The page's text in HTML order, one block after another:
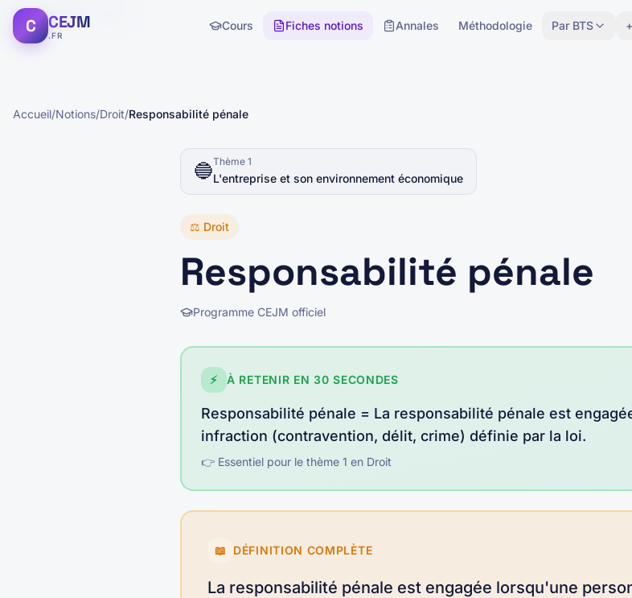
Rechercher...
C CEJM
.FR
Cours Fiches notions Annales Méthodologie Par BTS
Accueil/Notions/Droit/Responsabilité pénale
🔵Thème 1
L'entreprise et son environnement économique
⚖️ Droit
Responsabilité pénale
Programme CEJM officiel
⚡ À RETENIR EN 30 SECONDES
Responsabilité pénale = La responsabilité pénale est
infraction (contravention, délit, crime) définie par la loi.
👉 Essentiel pour le thème 1 en Droit
📖 DÉFINITION COMPLÈTE
La responsabilité pénale est engagée lorsqu'une